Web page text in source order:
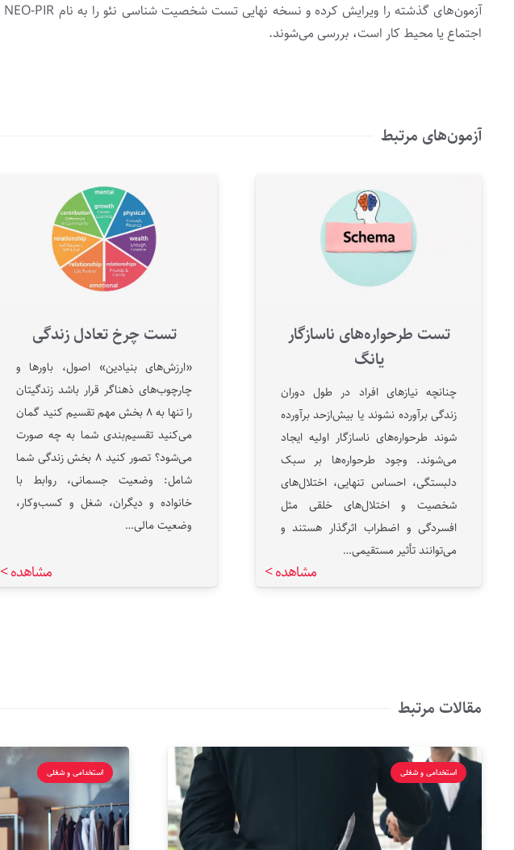
اجتماع یا محیط کار است، بررسی می‌شوند.
آزمون‌های مرتبط
تست طرحواره‌های ناسازگار
یانگ
چنانچه نیازهای افراد در طول دوران
زندگی برآورده نشوند یا بیش‌ازحد برآورده
شوند طرحواره‌های ناسازگار اولیه ایجاد
می‌شوند. وجود طرحواره‌ها بر سبک
دلبستگی، احساس تنهایی، اختلال‌های
شخصیت و اختلال‌های خلقی مثل
افسردگی و اضطراب اثرگذار هستند و
می‌توانند تأثیر مستقیمی…
مشاهده >
تست چرخ تعادل زندگی
«ارزش‌های بنیادین» اصول، باورها و
چارچوب‌های ذهناگر قرار باشد زندگیتان
را تنها به ۸ بخش مهم تقسیم کنید گمان
می‌کنید تقسیم‌بندی شما به چه صورت
می‌شود؟ تصور کنید ۸ بخش زندگی شما
شامل: وضعیت جسمانی، روابط با
خانواده و دیگران، شغل و کسب‌وکار،
وضعیت مالی…
مشاهده >
مقالات مرتبط
استخدامی و شغلی استخدامی و شغلی